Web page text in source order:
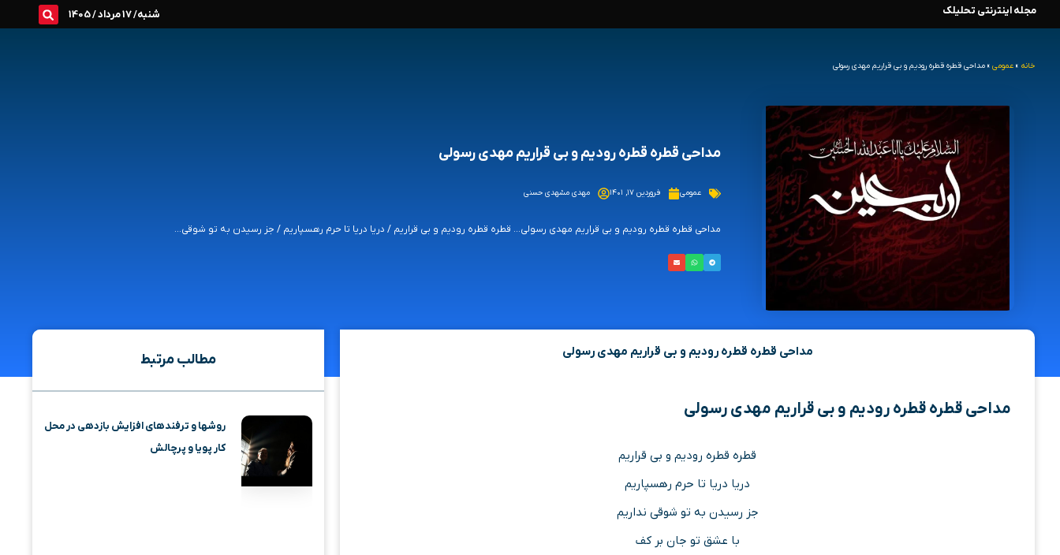
محتوا
مجله اینترنتی تحلیلک شنبه/ 17 مرداد / 1405
خانه » عمومی » مداحی قطره قطره رودیم و بی قراریم مهدی رسولی
مداحی قطره قطره رودیم و بی قراریم مهدی رسولی
عمومی فروردین ۱۷, ۱۴۰۱ مهدی مشهدی حسنی
مداحی قطره قطره رودیم و بی قراریم مهدی رسولی... قطره قطره رودیم و بی قراریم / دریا دریا تا حرم رهسپاریم / جز رسیدن به تو شوقی...
مداحی قطره قطره رودیم و بی قراریم مهدی رسولی
مداحی قطره قطره رودیم و بی قراریم مهدی رسولی
قطره قطره رودیم و بی قراریم
دریا دریا تا حرم رهسپاریم
جز رسیدن به تو شوقی نداریم
با عشق تو جان بر کف
مطالب مرتبط
روشها و ترفندهای افزایش بازدهی در محل
کار پویا و پرچالش